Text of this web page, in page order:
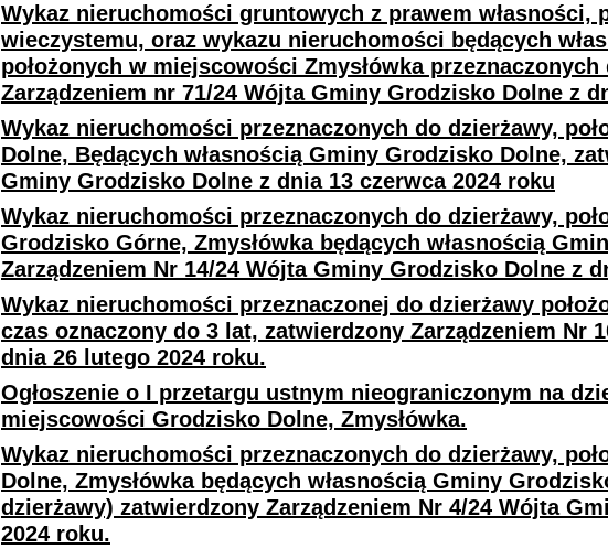
Wykaz nieruchomości gruntowych z prawem własności,
wieczystemu, oraz wykazu nieruchomości będących
położonych w miejscowości Zmysłówka
Zarządzeniem nr 71/24 Wójta Gminy Grodzisko Dolne z
Wykaz nieruchomości przeznaczonych do dzierżawy,
Dolne, Będących własnością Gminy Grodzisko Dolne,
Gminy Grodzisko Dolne z dnia 13 czerwca 2024 roku
Wykaz nieruchomości przeznaczonych do dzierżawy,
Grodzisko Górne, Zmysłówka będących własnością
Zarządzeniem Nr 14/24 Wójta Gminy Grodzisko Dolne z
Wykaz nieruchomości przeznaczonej do dzierżawy
czas oznaczony do 3 lat, zatwierdzony Zarządzeniem Nr
dnia 26 lutego 2024 roku.
Ogłoszenie o I przetargu ustnym nieograniczonym na
miejscowości Grodzisko Dolne, Zmysłówka.
Wykaz nieruchomości przeznaczonych do dzierżawy,
Dolne, Zmysłówka będących własnością Gminy
dzierżawy) zatwierdzony Zarządzeniem Nr 4/24 Wójta
2024 roku.